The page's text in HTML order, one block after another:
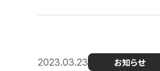
2023.03.23 お知らせ